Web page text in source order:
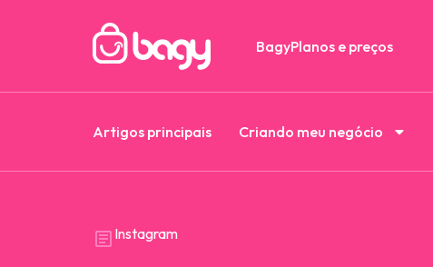
BagyPlanos e preços
Artigos principais Criando meu negócio
Instagram